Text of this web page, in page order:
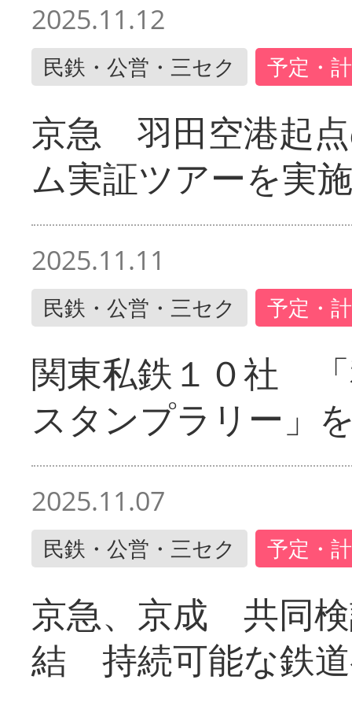
2025.11.12
民鉄・公営・三セク 予定・
京急 羽田空港起
ム実証ツアーを実施
2025.11.11
民鉄・公営・三セク 予定・
関東私鉄１０社
スタンプラリー」
2025.11.07
民鉄・公営・三セク 予定・
京急、京成 共同
結 持続可能な鉄